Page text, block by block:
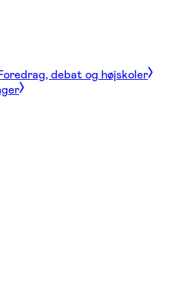
debat og højskoler